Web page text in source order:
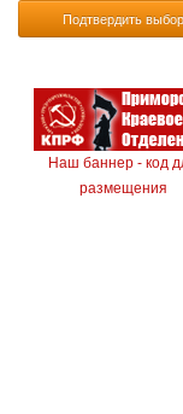
Подтвердить выбор
Наш баннер - код
размещения